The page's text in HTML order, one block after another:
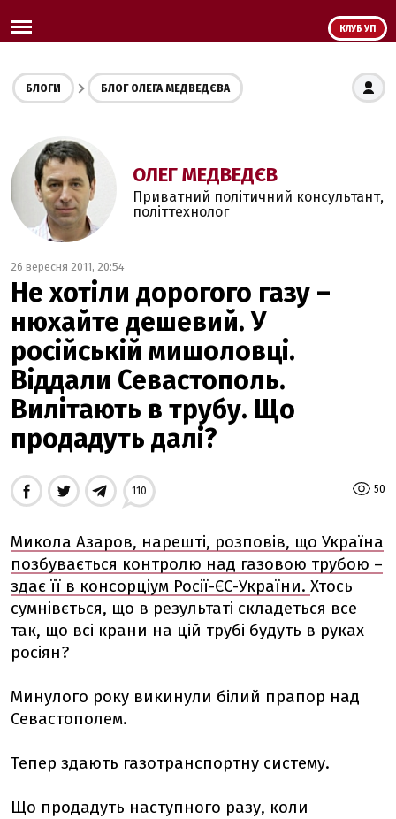
КЛУБ УП
БЛОГИ БЛОГ ОЛЕГА МЕДВЕДЄВА
ОЛЕГ МЕДВЕДЄВ
Приватний політичний консультант,
політтехнолог
26 вересня 2011, 20:54
Не хотіли дорогого газу –
нюхайте дешевий. У
російській мишоловці.
Віддали Севастополь.
Вилітають в трубу. Що
продадуть далі?
50
110
Микола Азаров, нарешті, розповів, що Україна
позбувається контролю над газовою трубою –
здає її в консорціум Росії-ЄС-України. Хтось
сумнівється, що в результаті складеться все
так, що всі крани на цій трубі будуть в руках
росіян?
Минулого року викинули білий прапор над
Севастополем.
Тепер здають газотранспортну систему.
Що продадуть наступного разу, коли